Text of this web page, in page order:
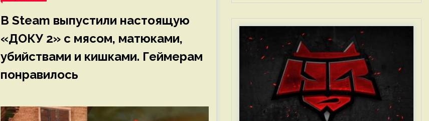
В Steam выпустили настоящую
«ДОКУ 2» с мясом, матюками,
убийствами и кишками. Геймерам
понравилось